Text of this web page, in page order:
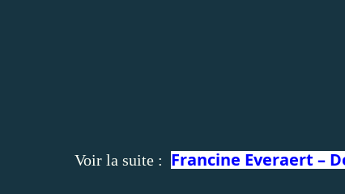
Voir la suite : Francine Everaert –